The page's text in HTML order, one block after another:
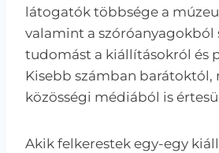
látogatók többsége a
valamint a szóróanyagokból
tudomást a kiállításokról és
Kisebb számban barátoktól,
közösségi médiából is
Akik felkerestek egy-egy